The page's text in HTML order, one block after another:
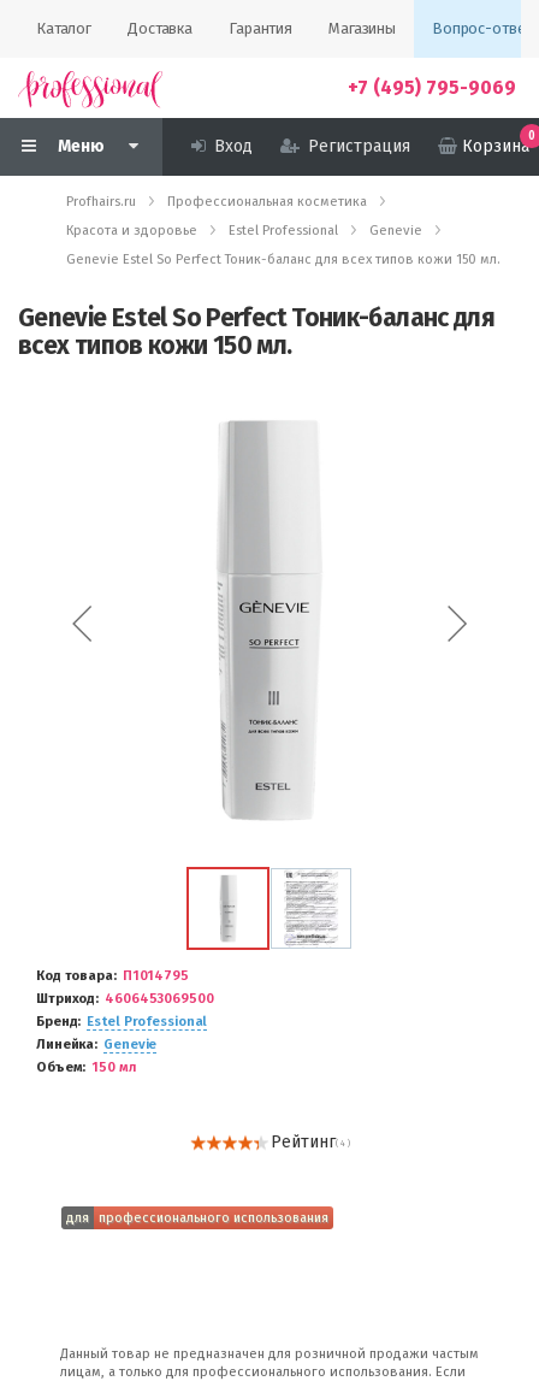
Каталог Доставка Гарантия Магазины Вопрос-ответ
+7 (495) 795-9069
Меню Вход Регистрация Корзина
0
Profhairs.ru
Профессиональная косметика
Красота и здоровье
Estel Professional
Genevie
Genevie Estel So Perfect Тоник-баланс для всех типов кожи 150 мл.
Genevie Estel So Perfect Тоник-баланс для
всех типов кожи 150 мл.
Код товара
П1014795
Штриход
4606453069500
Бренд
Estel Professional
Линейка
Genevie
Объем
150 мл
Рейтинг( 4 )
для профессионального использования
Данный товар не предназначен для розничной продажи частым
лицам, а только для профессионального использования. Если